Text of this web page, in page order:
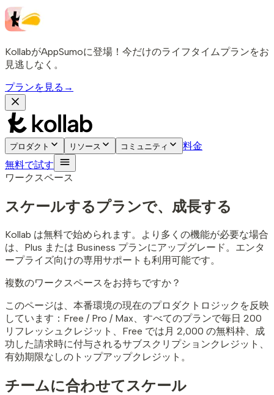
KollabがAppSumoに登場！今だけのライフタイムプランをお
見逃しなく。
プランを見る →
プロダクト リソース コミュニティ
料金
無料で試す
ワークスペース
スケールするプランで、成長する
Kollab は無料で始められます。より多くの機能が必要な場合
は、Plus または Business プランにアップグレード。エンタ
ープライズ向けの専用サポートも利用可能です。
複数のワークスペースをお持ちですか？
このページは、本番環境の現在のプロダクトロジックを反映
しています：Free / Pro / Max、すべてのプランで毎日 200
リフレッシュクレジット、Free では月 2,000 の無料枠、成
功した請求時に付与されるサブスクリプションクレジット、
有効期限なしのトップアップクレジット。
チームに合わせてスケール